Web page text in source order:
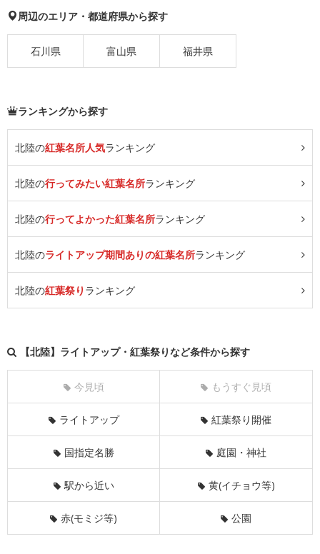
周辺のエリア・都道府県から探す
石川県 富山県 福井県
ランキングから探す
北陸の紅葉名所人気ランキング
北陸の行ってみたい紅葉名所ランキング
北陸の行ってよかった紅葉名所ランキング
北陸のライトアップ期間ありの紅葉名所ランキング
北陸の紅葉祭り ランキング
【北陸】ライトアップ・紅葉祭りなど条件から探す
今見頃 もうすぐ見頃
ライトアップ 紅葉祭り開催
国指定名勝 庭園・神社
駅から近い 黄(イチョウ等)
赤(モミジ等) 公園